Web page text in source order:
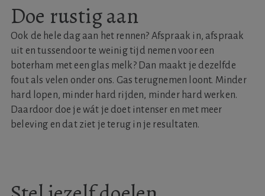
Doe rustig aan
Ook de hele dag aan het rennen? Afspraak in, afspraak
uit en tussendoor te weinig tijd nemen voor een
boterham met een glas melk? Dan maakt je dezelfde
fout als velen onder ons. Gas terugnemen loont. Minder
hard lopen, minder hard rijden, minder hard werken.
Daardoor doe je wát je doet intenser en met meer
beleving en dat ziet je terug in je resultaten.